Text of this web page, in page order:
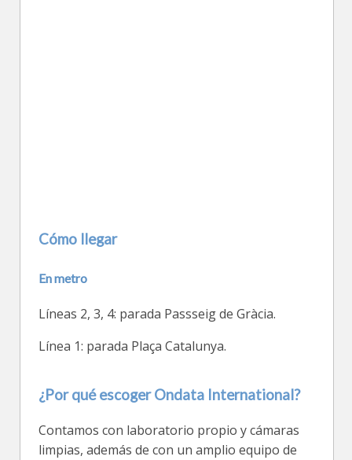
Cómo llegar
En metro
Líneas 2, 3, 4: parada Passseig de Gràcia.
Línea 1: parada Plaça Catalunya.
¿Por qué escoger Ondata International?
Contamos con laboratorio propio y cámaras
limpias, además de con un amplio equipo de